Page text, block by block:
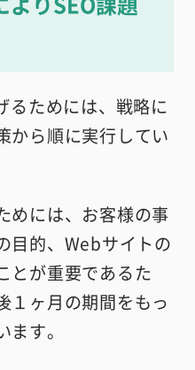
るためには、戦略に
から順に実行してい
めには、お客様の事
目的、Webサイトの
とが重要であるた
１ヶ月の期間をもっ
す。